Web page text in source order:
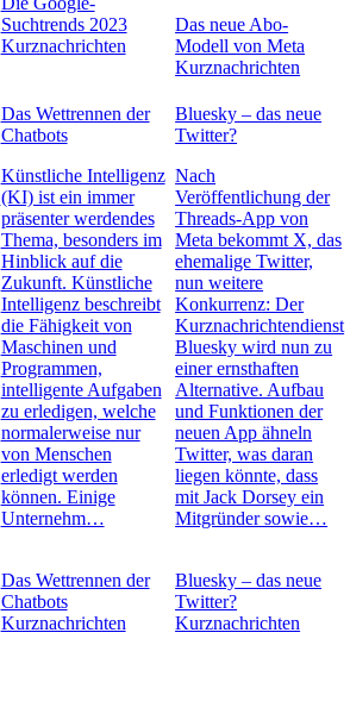
Suchtrends 2023
Kurznachrichten
Das neue Abo-
Modell von Meta
Kurznachrichten
Das Wettrennen der
Chatbots
Künstliche Intelligenz
(KI) ist ein immer
präsenter werdendes
Thema, besonders im
Hinblick auf die
Zukunft. Künstliche
Intelligenz beschreibt
die Fähigkeit von
Maschinen und
Programmen,
intelligente Aufgaben
zu erledigen, welche
normalerweise nur
von Menschen
erledigt werden
können. Einige
Unternehm…
Das Wettrennen der
Chatbots
Kurznachrichten
Bluesky – das neue
Twitter?
Nach
Veröffentlichung der
Threads-App von
Meta bekommt X, das
ehemalige Twitter,
nun weitere
Konkurrenz: Der
Kurznachrichtendienst
Bluesky wird nun zu
einer ernsthaften
Alternative. Aufbau
und Funktionen der
neuen App ähneln
Twitter, was daran
liegen könnte, dass
mit Jack Dorsey ein
Mitgründer sowie…
Bluesky – das neue
Twitter?
Kurznachrichten